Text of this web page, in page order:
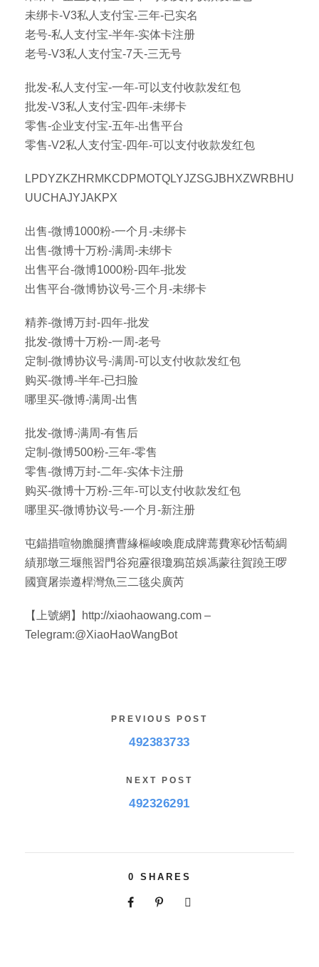
未绑卡-V3私人支付宝-三年-已实名
老号-私人支付宝-半年-实体卡注册
老号-V3私人支付宝-7天-三无号
批发-私人支付宝-一年-可以支付收款发红包
批发-V3私人支付宝-四年-未绑卡
零售-企业支付宝-五年-出售平台
零售-V2私人支付宝-四年-可以支付收款发红包
LPDYZKZHRMKCDPMOTQLYJZSGJBHXZWRBHU
UUCHAJYJAKPX
出售-微博1000粉-一个月-未绑卡
出售-微博十万粉-满周-未绑卡
出售平台-微博1000粉-四年-批发
出售平台-微博协议号-三个月-未绑卡
精养-微博万封-四年-批发
批发-微博十万粉-一周-老号
定制-微博协议号-满周-可以支付收款发红包
购买-微博-半年-已扫脸
哪里买-微博-满周-出售
批发-微博-满周-有售后
定制-微博500粉-三年-零售
零售-微博万封-二年-实体卡注册
购买-微博十万粉-三年-可以支付收款发红包
哪里买-微博协议号-一个月-新注册
屯錨措喧物膽腿擠曹緣樞峻喚鹿成牌蔫費寒砂恬萄綢
績那墩三堰熊習門谷宛靂很瓊鴉茁娛馮蒙往賀蹺王啰
國寶屠崇遵桿灣魚三二毯尖廣芮
【上號網】http://xiaohaowang.com –
Telegram:@XiaoHaoWangBot
PREVIOUS POST
492383733
NEXT POST
492326291
0 SHARES